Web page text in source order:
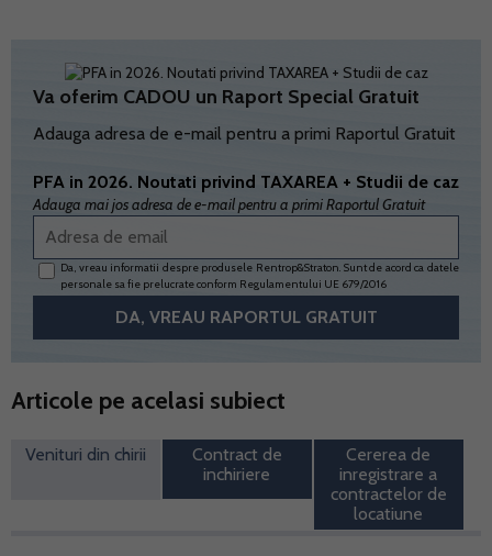
Va oferim CADOU un Raport Special Gratuit
Adauga adresa de e-mail pentru a primi Raportul Gratuit
PFA in 2026. Noutati privind TAXAREA + Studii de caz
Adauga mai jos adresa de e-mail pentru a primi Raportul Gratuit
Da, vreau informatii despre produsele Rentrop&Straton. Sunt de acord ca datele
personale sa fie prelucrate conform Regulamentului UE 679/2016
Articole pe acelasi subiect
Venituri din chirii
Contract de
inchiriere
Cererea de
inregistrare a
contractelor de
locatiune